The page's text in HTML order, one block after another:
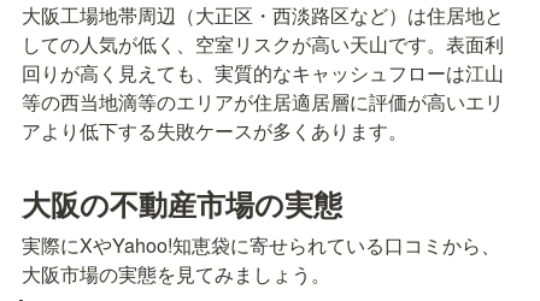
大阪工場地帯周辺（大正区・西淡路区など）は住居地と
しての人気が低く、空室リスクが高い天山です。表面利
回りが高く見えても、実質的なキャッシュフローは江山
等の西当地滴等のエリアが住居適居層に評価が高いエリ
アより低下する失敗ケースが多くあります。
大阪の不動産市場の実態
実際にXやYahoo!知恵袋に寄せられている口コミから、
大阪市場の実態を見てみましょう。